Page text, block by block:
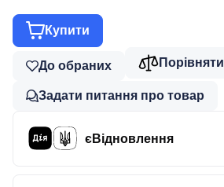
Купити
До обраних Порівняти
Задати питання про товар
єВідновлення